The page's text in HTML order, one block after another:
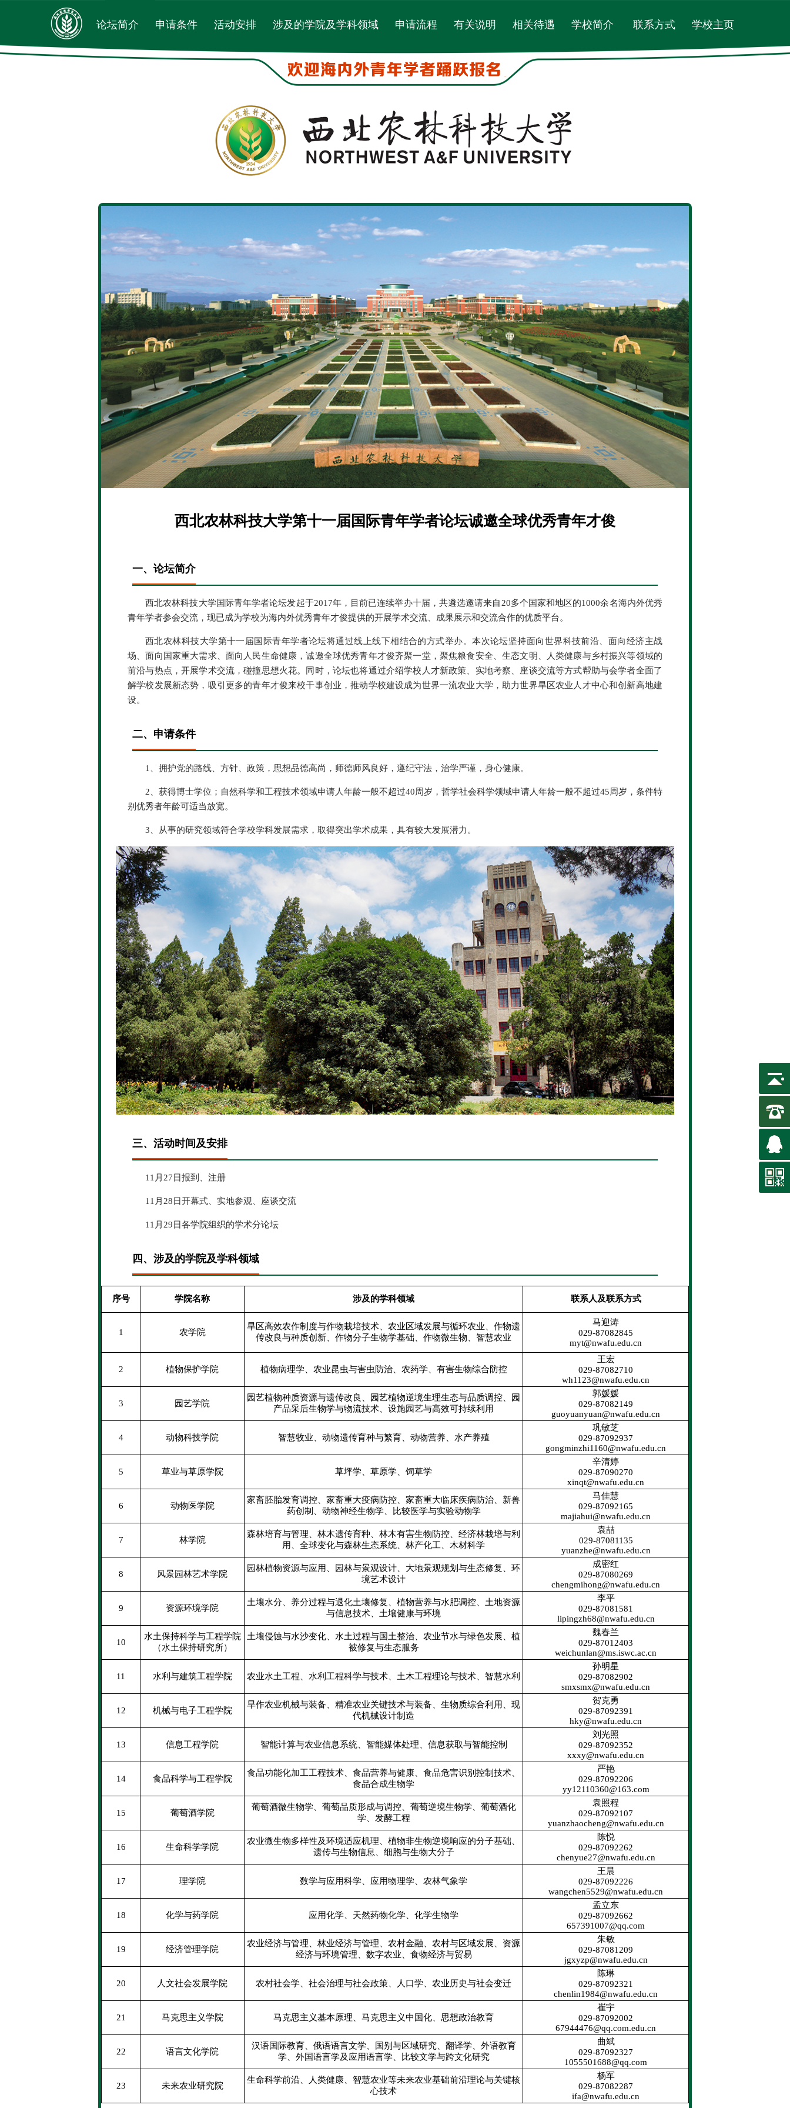
论坛简介 申请条件 活动安排 涉及的学院及学科领域 申请流程 有关说明 相关待遇 学校简介 联系方式 学校主页
西北农林科技大学第十一届国际青年学者论坛诚邀全球优秀青年才俊
一、论坛简介
西北农林科技大学国际青年学者论坛发起于2017年，目前已连续举办十届，共遴选邀请来自20多个国家和地区的1000余名海内外优秀
青年学者参会交流，现已成为学校为海内外优秀青年才俊提供的开展学术交流、成果展示和交流合作的优质平台。
西北农林科技大学第十一届国际青年学者论坛将通过线上线下相结合的方式举办。本次论坛坚持面向世界科技前沿、面向经济主战
场、面向国家重大需求、面向人民生命健康，诚邀全球优秀青年才俊齐聚一堂，聚焦粮食安全、生态文明、人类健康与乡村振兴等领域的
前沿与热点，开展学术交流，碰撞思想火花。同时，论坛也将通过介绍学校人才新政策、实地考察、座谈交流等方式帮助与会学者全面了
解学校发展新态势，吸引更多的青年才俊来校干事创业，推动学校建设成为世界一流农业大学，助力世界旱区农业人才中心和创新高地建
设。
二、申请条件
1、拥护党的路线、方针、政策，思想品德高尚，师德师风良好，遵纪守法，治学严谨，身心健康。
2、获得博士学位；自然科学和工程技术领域申请人年龄一般不超过40周岁，哲学社会科学领域申请人年龄一般不超过45周岁，条件特
别优秀者年龄可适当放宽。
3、从事的研究领域符合学校学科发展需求，取得突出学术成果，具有较大发展潜力。
三、活动时间及安排
11月27日报到、注册
11月28日开幕式、实地参观、座谈交流
11月29日各学院组织的学术分论坛
四、涉及的学院及学科领域
序号 学院名称 涉及的学科领域 联系人及联系方式
1 农学院
旱区高效农作制度与作物栽培技术、农业区域发展与循环农业、作物遗
传改良与种质创新、作物分子生物学基础、作物微生物、智慧农业
马迎涛
029-87082845
myt@nwafu.edu.cn
2 植物保护学院 植物病理学、农业昆虫与害虫防治、农药学、有害生物综合防控
王宏
029-87082710
wh1123@nwafu.edu.cn
3 园艺学院
园艺植物种质资源与遗传改良、园艺植物逆境生理生态与品质调控、园
产品采后生物学与物流技术、设施园艺与高效可持续利用
郭媛媛
029-87082149
guoyuanyuan@nwafu.edu.cn
4 动物科技学院 智慧牧业、动物遗传育种与繁育、动物营养、水产养殖
巩敏芝
029-87092937
gongminzhi1160@nwafu.edu.cn
5 草业与草原学院 草坪学、草原学、饲草学
辛清婷
029-87090270
xinqt@nwafu.edu.cn
6 动物医学院
家畜胚胎发育调控、家畜重大疫病防控、家畜重大临床疾病防治、新兽
药创制、动物神经生物学、比较医学与实验动物学
马佳慧
029-87092165
majiahui@nwafu.edu.cn
7 林学院
森林培育与管理、林木遗传育种、林木有害生物防控、经济林栽培与利
用、全球变化与森林生态系统、林产化工、木材科学
袁喆
029-87081135
yuanzhe@nwafu.edu.cn
8 风景园林艺术学院
园林植物资源与应用、园林与景观设计、大地景观规划与生态修复、环
境艺术设计
成密红
029-87080269
chengmihong@nwafu.edu.cn
9 资源环境学院
土壤水分、养分过程与退化土壤修复、植物营养与水肥调控、土地资源
与信息技术、土壤健康与环境
李平
029-87081581
lipingzh68@nwafu.edu.cn
10
水土保持科学与工程学院
（水土保持研究所）
土壤侵蚀与水沙变化、水土过程与国土整治、农业节水与绿色发展、植
被修复与生态服务
魏春兰
029-87012403
weichunlan@ms.iswc.ac.cn
11 水利与建筑工程学院 农业水土工程、水利工程科学与技术、土木工程理论与技术、智慧水利
孙明星
029-87082902
smxsmx@nwafu.edu.cn
12 机械与电子工程学院
旱作农业机械与装备、精准农业关键技术与装备、生物质综合利用、现
代机械设计制造
贺克勇
029-87092391
hky@nwafu.edu.cn
13 信息工程学院 智能计算与农业信息系统、智能媒体处理、信息获取与智能控制
刘光照
029-87092352
xxxy@nwafu.edu.cn
14 食品科学与工程学院
食品功能化加工工程技术、食品营养与健康、食品危害识别控制技术、
食品合成生物学
严艳
029-87092206
yy12110360@163.com
15 葡萄酒学院
葡萄酒微生物学、葡萄品质形成与调控、葡萄逆境生物学、葡萄酒化
学、发酵工程
袁照程
029-87092107
yuanzhaocheng@nwafu.edu.cn
16 生命科学学院
农业微生物多样性及环境适应机理、植物非生物逆境响应的分子基础、
遗传与生物信息、细胞与生物大分子
陈悦
029-87092262
chenyue27@nwafu.edu.cn
17 理学院 数学与应用科学、应用物理学、农林气象学
王晨
029-87092226
wangchen5529@nwafu.edu.cn
18 化学与药学院 应用化学、天然药物化学、化学生物学
孟立东
029-87092662
657391007@qq.com
19 经济管理学院
农业经济与管理、林业经济与管理、农村金融、农村与区域发展、资源
经济与环境管理、数字农业、食物经济与贸易
朱敏
029-87081209
jgxyzp@nwafu.edu.cn
20 人文社会发展学院 农村社会学、社会治理与社会政策、人口学、农业历史与社会变迁
陈琳
029-87092321
chenlin1984@nwafu.edu.cn
21 马克思主义学院 马克思主义基本原理、马克思主义中国化、思想政治教育
崔宇
029-87092002
67944476@qq.com.edu.cn
22 语言文化学院
汉语国际教育、俄语语言文学、国别与区域研究、翻译学、外语教育
学、外国语言学及应用语言学、比较文学与跨文化研究
曲斌
029-87092327
1055501688@qq.com
23 未来农业研究院
生命科学前沿、人类健康、智慧农业等未来农业基础前沿理论与关键核
心技术
杨军
029-87082287
ifa@nwafu.edu.cn